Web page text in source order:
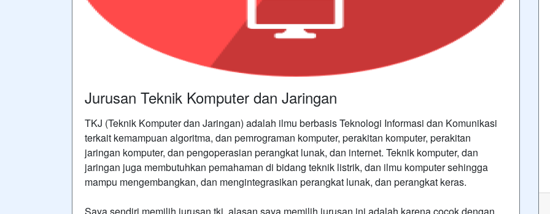
Jurusan Teknik Komputer dan Jaringan
TKJ (Teknik Komputer dan Jaringan) adalah ilmu berbasis Teknologi Informasi dan Komunikasi
terkait kemampuan algoritma, dan pemrograman komputer, perakitan komputer, perakitan
jaringan komputer, dan pengoperasian perangkat lunak, dan internet. Teknik komputer, dan
jaringan juga membutuhkan pemahaman di bidang teknik listrik, dan ilmu komputer sehingga
mampu mengembangkan, dan mengintegrasikan perangkat lunak, dan perangkat keras.